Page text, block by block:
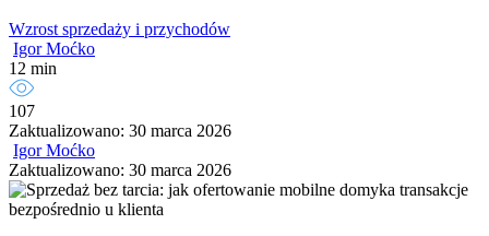
Wzrost sprzedaży i przychodów
Igor Moćko
12 min
107
Zaktualizowano: 30 marca 2026
Igor Moćko
Zaktualizowano: 30 marca 2026